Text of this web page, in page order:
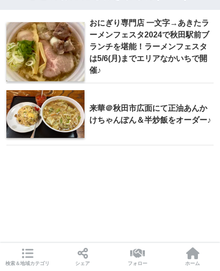
おにぎり専門店 一文字→あきたラ
ーメンフェスタ2024で秋田駅前ブ
ランチを堪能！ラーメンフェスタ
は5/6(月)までエリアなかいちで開
催♪
来華＠秋田市広面にて正油あんか
けちゃんぽん＆半炒飯をオーダー♪
検索＆地域カテゴリ シェア フォロー ホーム